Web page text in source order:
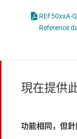
REF50xxA-
Reference
現在提供
功能相同，但針